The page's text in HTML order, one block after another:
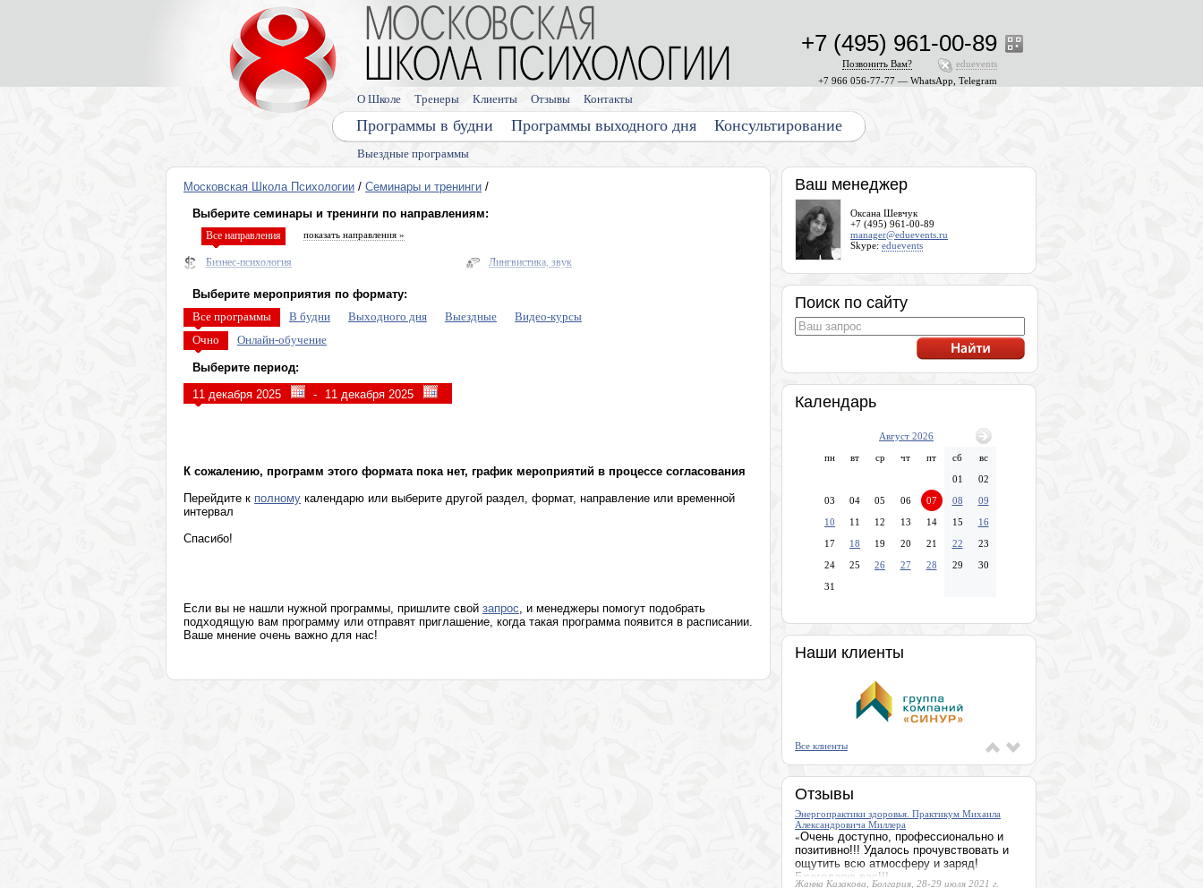
Выездные программы
Программы в будни Программы выходного дня Консультирование
О Школе Тренеры Клиенты Отзывы Контакты
+7 966 056-77-77 — WhatsApp, Telegram
eduevents
Позвонить Вам?
+7 (495) 961-00-89
Московская Школа Психологии / Семинары и тренинги /
Выберите семинары и тренинги по направлениям:
Все направления показать направления »
Бизнес-психология
Диагностика и прогнозирование
Психо и энерго практики общения и переговоров
Управление мышлением
Персональные пси-возможности
Гипноз, интуиция, сны
Лингвистика, звук
Выберите мероприятия по формату:
Все программы
В будни Выходного дня Выездные
Видео-курсы
Очно
Онлайн-обучение
Выберите период:
-
К сожалению, программ этого формата пока нет, график мероприятий в процессе согласования
Перейдите к полному календарю или выберите другой раздел, формат, направление или временной
интервал
Спасибо!
Если вы не нашли нужной программы, пришлите свой запрос, и менеджеры помогут подобрать
подходящую вам программу или отправят приглашение, когда такая программа появится в расписании.
Ваше мнение очень важно для нас!
Ваш менеджер
Оксана Шевчук
+7 (495) 961-00-89
manager@eduevents.ru
Skype: eduevents
Поиск по сайту
Календарь
Август 2026
пн
вт ср чт пт сб
вс
01
02
03
04 05 06 07 08
09
10
11 12 13 14 15
16
17
18 19 20 21 22
23
24
25 26 27 28 29
30
31
Наши клиенты
Все клиенты
Отзывы
Энергопрактики
Михаила
Александровича
Миллера
«Очень доступно,
профессионально
Жанна Казакова,
Регрессивный гипноз. Очная мастерская Михаила
Семинар был просто супер!»
Юрий Никитин, г. Королев, Московская область, 2-
3 июля 2022 г.